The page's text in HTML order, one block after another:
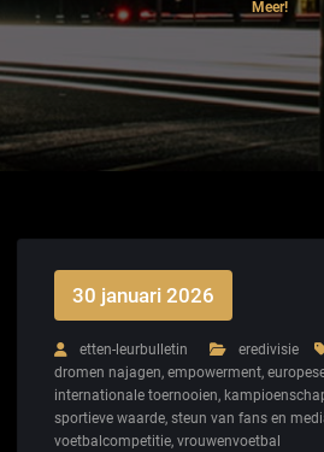
Meer!
30 januari 2026
etten-leurbulletin eredivisie
dromen najagen, empowerment,
internationale toernooien,
sportieve waarde, steun van fans en
voetbalcompetitie, vrouwenvoetbal